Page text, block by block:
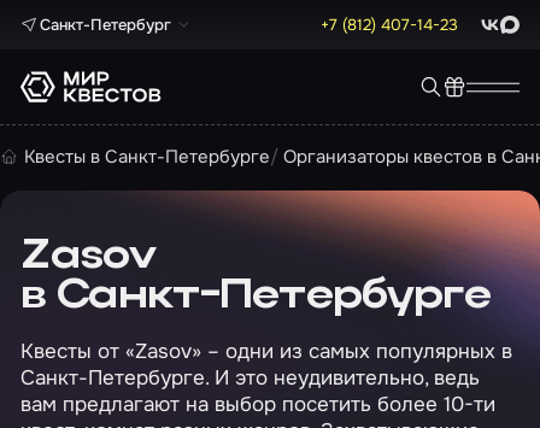
Санкт-Петербург +7 (812) 407-14-23 Max
Квесты в Санкт-Петербурге Организаторы квестов в
Zasov
в Санкт-Петербурге
Квесты от «Zasov» – одни из самых популярных в
Санкт-Петербурге. И это неудивительно, ведь
вам предлагают на выбор посетить более 10-ти